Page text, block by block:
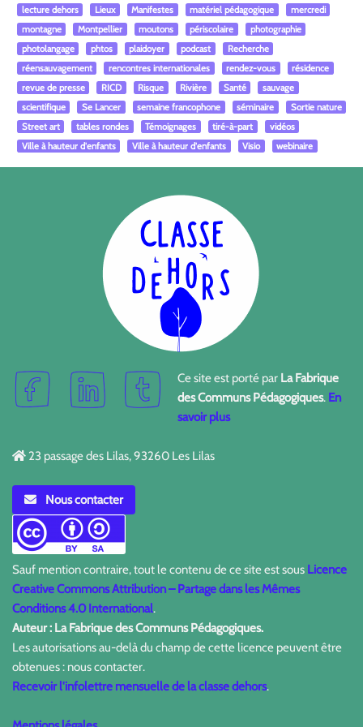
lecture dehors
Lieux Manifestes matériel pédagogique
mercredi
montagne
Montpellier moutons périscolaire
photographie
photolangage
phtos plaidoyer podcast
Recherche
réensauvagement
rencontres internationales rendez-vous
résidence
revue de presse
RICD Risque Rivière Santé
sauvage
scientifique
Se Lancer semaine francophone séminaire
Sortie nature
Street art
tables rondes Témoignages tiré-à-part
vidéos
Ville à hauteur d'enfants
Ville à hauteur d'enfants Visio webinaire
Ce site est porté par La Fabrique
des Communs Pédagogiques. En
savoir plus
23 passage des Lilas, 93260 Les Lilas
Nous contacter
Sauf mention contraire, tout le contenu de ce site est sous Licence
Creative Commons Attribution – Partage dans les Mêmes
Conditions 4.0 International.
Auteur : La Fabrique des Communs Pédagogiques.
Les autorisations au-delà du champ de cette licence peuvent être
obtenues : nous contacter.
Recevoir l'infolettre mensuelle de la classe dehors.